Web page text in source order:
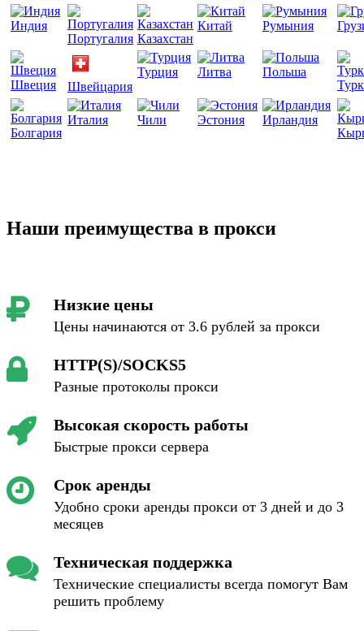
Индия
Португалия Казахстан
Китай Румыния
Швеция Швейцария
Турция Литва
Польша
Болгария
Италия Чили Эстония
Ирландия
Наши преимущества в прокси
Низкие цены
Цены начинаются от 3.6 рублей за прокси
HTTP(S)/SOCKS5
Разные протоколы прокси
Высокая скорость работы
Быстрые прокси сервера
Срок аренды
Удобно сроки аренды прокси от 3 дней и до 3
месяцев
Техническая поддержка
Технические специалисты всегда помогут Вам
решить проблему